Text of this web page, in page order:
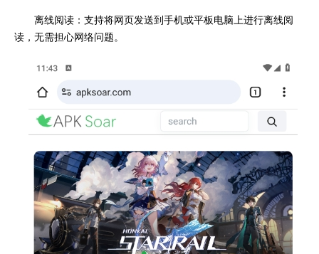
离线阅读：支持将网页发送到手机或平板电脑上进行离线阅
读，无需担心网络问题。